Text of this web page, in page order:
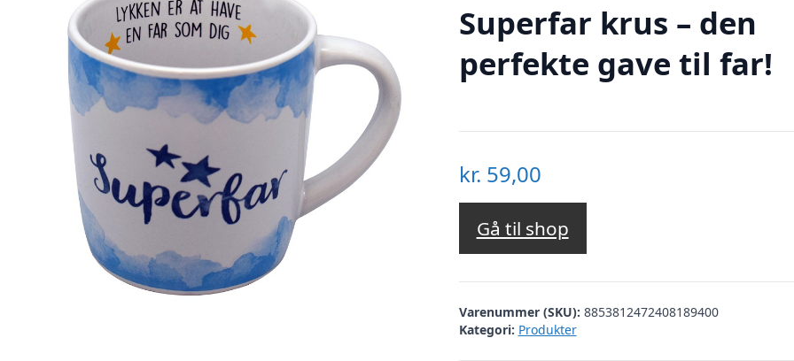
Superfar krus – den
perfekte gave til far!
kr. 59,00
Gå til shop
Varenummer (SKU): 8853812472408189400
Kategori: Produkter